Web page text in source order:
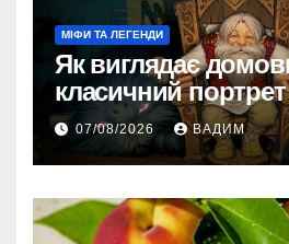
МІФИ ТА ЛЕГЕНДИ
Як виглядає
класичний портрет
зовнішності
07/08/2026 ВАДИМ